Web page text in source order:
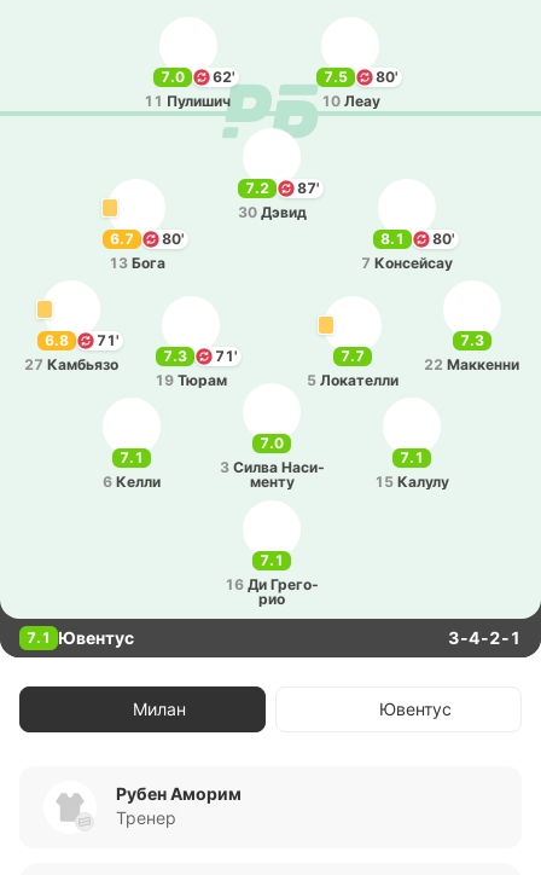
7.0
62'
11 Пу­ли­шич
7.5
80'
10 Леау
7.1
16 Ди Гре­го­
рио
7.1
6 Келли
7.1
15 Калулу
7.0
3 Силва На­си­
ме­нту
6.7
80'
13 Бога
8.1
80'
7 Ко­нсей­сау
7.3
22 Ма­кке­нни
7.3
71'
19 Тюрам
6.8
71'
27 Ка­мбья­зо
7.7
5 Ло­ка­те­лли
7.2
87'
30 Дэвид
7.1 Ювентус 3-4-2-1
Милан Ювентус
Рубен Аморим
Тренер